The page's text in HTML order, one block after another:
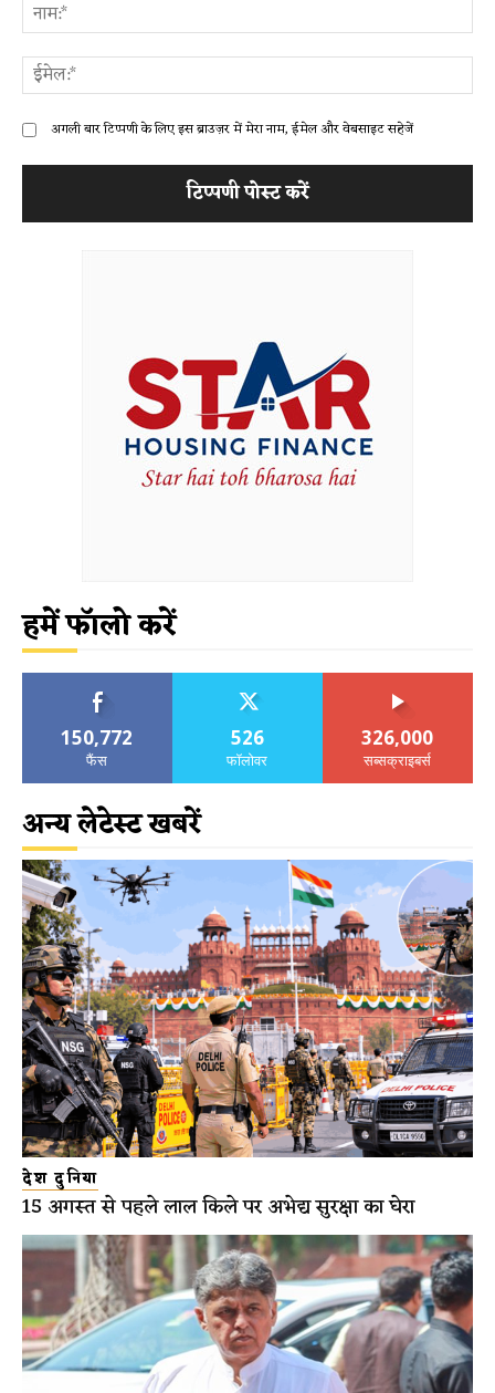
अगली बार टिप्पणी के लिए इस ब्राउज़र में मेरा नाम, ईमेल और वेबसाइट सहेजें
हमें फॉलो करें
150,772
फैंस
526
फॉलोवर
326,000
सब्सक्राइबर्स
अन्य लेटेस्ट खबरें
देश दुनिया
15 अगस्त से पहले लाल किले पर अभेद्य सुरक्षा का घेरा